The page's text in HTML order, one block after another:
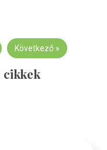
Következő »
cikkek